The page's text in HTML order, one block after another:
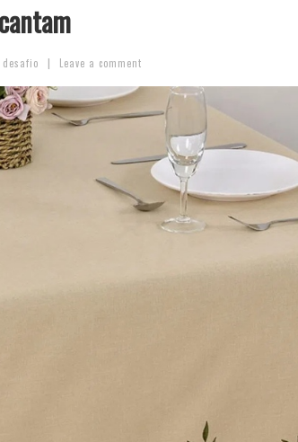
desafio | Leave a comment